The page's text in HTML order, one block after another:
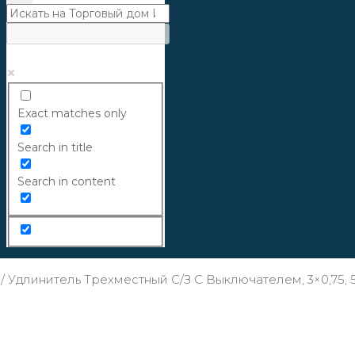
Exact matches only
Search in title
Search in content
/ Удлинитель Трехместный С/з С Выключателем,